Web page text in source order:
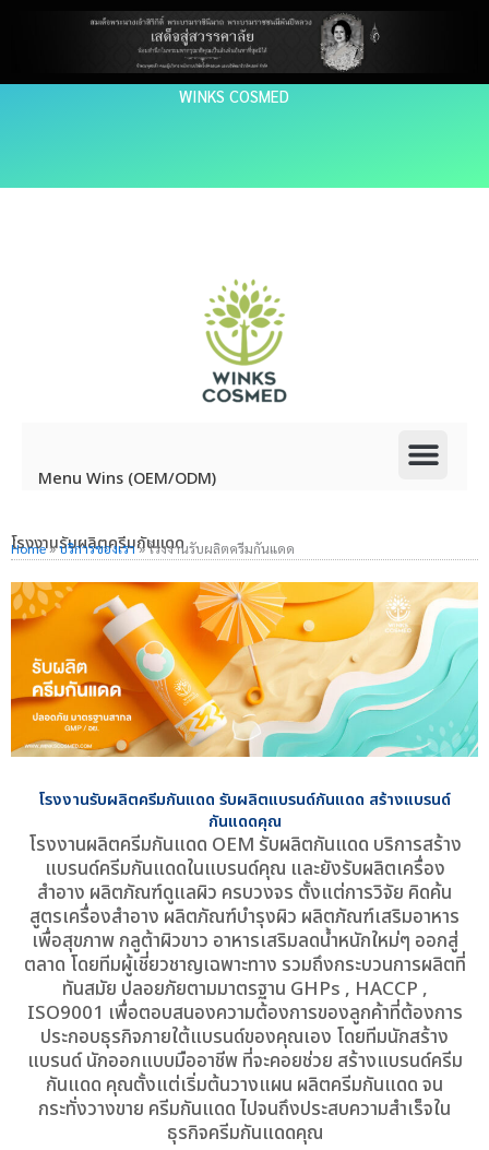
WINKS COSMED
Menu Wins (OEM/ODM)
โรงงานรับผลิตครีมกันแดด
Home»บริการของเรา»โรงงานรับผลิตครีมกันแดด
โรงงานรับผลิตครีมกันแดด รับผลิตแบรนด์กันแดด สร้างแบรนด์
กันแดดคุณ
โรงงานผลิตครีมกันแดด OEM รับผลิตกันแดด บริการสร้าง
แบรนด์ครีมกันแดดในแบรนด์คุณ และยังรับผลิตเครื่อง
สำอาง ผลิตภัณฑ์ดูแลผิว ครบวงจร ตั้งแต่การวิจัย คิดค้น
สูตรเครื่องสำอาง ผลิตภัณฑ์บำรุงผิว ผลิตภัณฑ์เสริมอาหาร
เพื่อสุขภาพ กลูต้าผิวขาว อาหารเสริมลดน้ำหนักใหม่ๆ ออกสู่
ตลาด โดยทีมผู้เชี่ยวชาญเฉพาะทาง รวมถึงกระบวนการผลิตที่
ทันสมัย ปลอยภัยตามมาตรฐาน GHPs , HACCP ,
ISO9001 เพื่อตอบสนองความต้องการของลูกค้าที่ต้องการ
ประกอบธุรกิจภายใต้แบรนด์ของคุณเอง โดยทีมนักสร้าง
แบรนด์ นักออกแบบมืออาชีพ ที่จะคอยช่วย สร้างแบรนด์ครีม
กันแดด คุณตั้งแต่เริ่มต้นวางแผน ผลิตครีมกันแดด จน
กระทั่งวางขาย ครีมกันแดด ไปจนถึงประสบความสำเร็จใน
ธุรกิจครีมกันแดดคุณ